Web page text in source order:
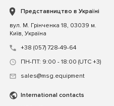
Представництво в Україні
вул. М. Грінченка 18, 03039 м.
Київ, Україна
+38 (057) 728-49-64
ПН-ПТ: 9:00 - 18:00 (UTC +3)
sales@msg.equipment
International contacts